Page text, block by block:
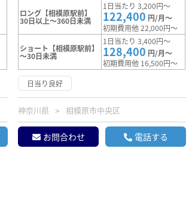
ロング【相模原駅前】
30日以上～360日未満
1日当たり 3,200円～
122,400 円/月～
初期費用他 22,000円～
ショート【相模原駅前】
～30日未満
1日当たり 3,400円～
128,400 円/月～
初期費用他 16,500円～
日当り良好
神奈川県 相模原市中央区
お問合わせ 電話する